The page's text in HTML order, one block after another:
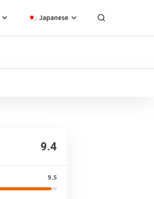
Japanese
9.4
9.5